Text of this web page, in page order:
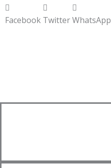
Facebook TwitterWhatsApp